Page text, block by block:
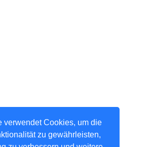
verwendet Cookies, um die
zu gewährleisten,